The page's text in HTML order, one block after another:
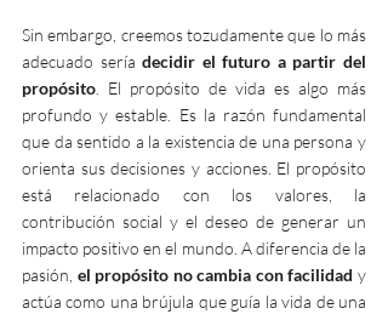
Sin embargo, creemos tozudamente que lo más
adecuado sería decidir el futuro a partir del
propósito . El propósito de vida es algo más
profundo y estable. Es la razón fundamental
que da sentido a la existencia de una persona y
orienta sus decisiones y acciones. El propósito
está relacionado con los valores, la
contribución social y el deseo de generar un
impacto positivo en el mundo. A diferencia de la
pasión, el propósito no cambia con facilidad y
actúa como una brújula que guía la vida de una